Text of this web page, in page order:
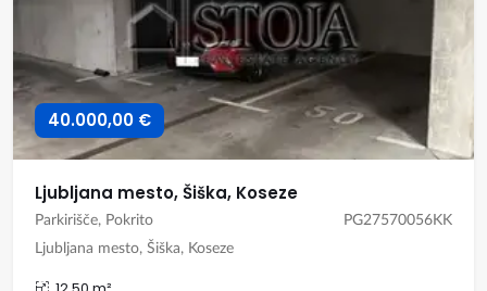
40.000,00 €
Ljubljana mesto, Šiška, Koseze
Parkirišče, Pokrito
PG27570056KK
Ljubljana mesto, Šiška, Koseze